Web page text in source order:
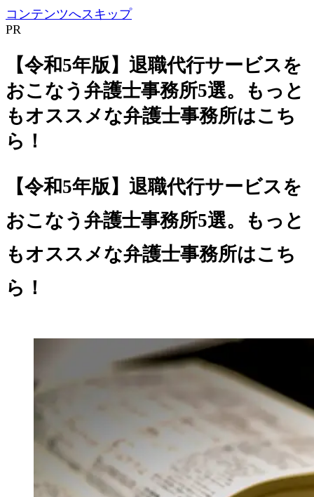
コンテンツへスキップ
PR
【令和5年版】退職代行サービスを
おこなう弁護士事務所5選。もっと
もオススメな弁護士事務所はこち
ら！
【令和5年版】退職代行サービスを
おこなう弁護士事務所5選。もっと
もオススメな弁護士事務所はこち
ら！